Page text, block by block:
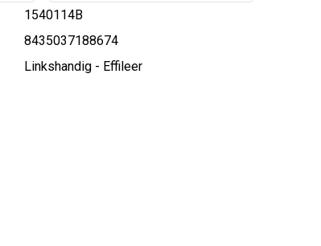
1540114B
8435037188674
Linkshandig - Effileer